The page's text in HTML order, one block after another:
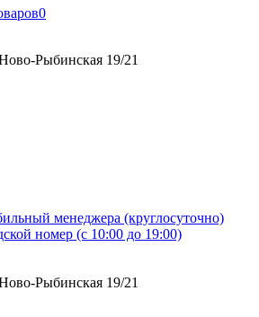
0
Рыбинская 19/21
менеджера (круглосуточно)
номер (с 10:00 до 19:00)
Рыбинская 19/21